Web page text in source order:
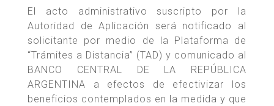
El acto administrativo suscripto por la
Autoridad de Aplicación será notificado al
solicitante por medio de la Plataforma de
“Trámites a Distancia” (TAD) y comunicado al
BANCO CENTRAL DE LA REPÚBLICA
ARGENTINA a efectos de efectivizar los
beneficios contemplados en la medida y que